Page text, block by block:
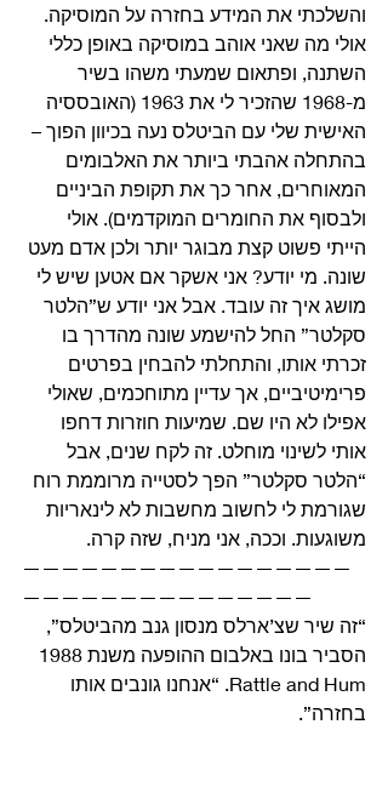
והשלכתי את המידע בחזרה על המוסיקה.
אולי מה שאני אוהב במוסיקה באופן כללי
השתנה, ופתאום שמעתי משהו בשיר
מ-1968 שהזכיר לי את 1963 (האובססיה
האישית שלי עם הביטלס נעה בכיוון הפוך –
בהתחלה אהבתי ביותר את האלבומים
המאוחרים, אחר כך את תקופת הביניים
ולבסוף את החומרים המוקדמים). אולי
הייתי פשוט קצת מבוגר יותר ולכן אדם מעט
שונה. מי יודע? אני אשקר אם אטען שיש לי
מושג איך זה עובד. אבל אני יודע ש”הלטר
סקלטר” החל להישמע שונה מהדרך בו
זכרתי אותו, והתחלתי להבחין בפרטים
פרימיטיביים, אך עדיין מתוחכמים, שאולי
אפילו לא היו שם. שמיעות חוזרות דחפו
אותי לשינוי מוחלט. זה לקח שנים, אבל
“הלטר סקלטר” הפך לסטייה מרוממת רוח
שגורמת לי לחשוב מחשבות לא לינאריות
משוגעות. וככה, אני מניח, שזה קרה.
—————————————————
———————————————
“זה שיר שצ’ארלס מנסון גנב מהביטלס”,
Rattle and Hum. “אנחנו גונבים אותו
בחזרה”.